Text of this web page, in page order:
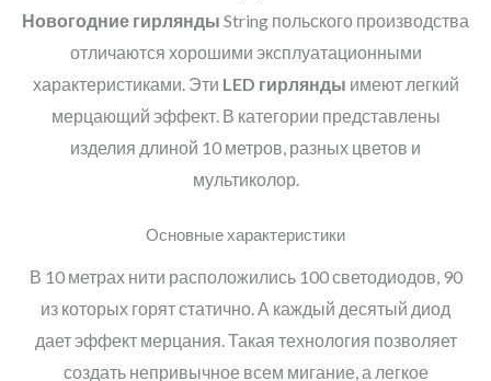
Новогодние гирлянды String польского производства
отличаются хорошими эксплуатационными
характеристиками. Эти LED гирлянды имеют легкий
мерцающий эффект. В категории представлены
изделия длиной 10 метров, разных цветов и
мультиколор.
Основные характеристики
В 10 метрах нити расположились 100 светодиодов, 90
из которых горят статично. А каждый десятый диод
дает эффект мерцания. Такая технология позволяет
создать непривычное всем мигание, а легкое